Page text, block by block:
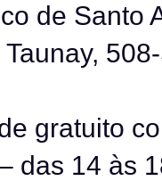
de Santo
gratuito
das 14 às